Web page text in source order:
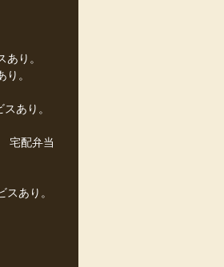
り。
。
あり。
宅配弁当
あり。